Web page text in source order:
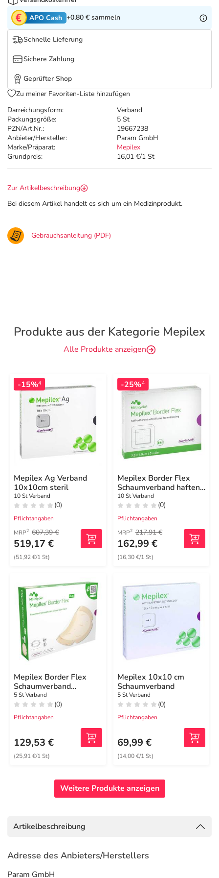
Tierapotheke
Vitamine & Mineralstoffe
Marken
Salus Deals
Darreichungsform:
Verband
Packungsgröße:
5 St
PZN/Art.Nr.:
19667238
Anbieter/Hersteller:
Param GmbH
Marke/Präparat:
Mepilex
Grundpreis:
16,01 €/1 St
APO Cash +0,80 € sammeln
Schnelle Lieferung
Sichere Zahlung
Geprüfter Shop
Zu meiner Favoriten-Liste hinzufügen
Zur Artikelbeschreibung
Bei diesem Artikel handelt es sich um ein Medizinprodukt.
Gebrauchsanleitung (PDF)
Produkte aus der Kategorie Mepilex
Alle Produkte anzeigen
-15%4
Mepilex Ag Verband
10x10cm steril
10 St Verband
(0)
Pflichtangaben
MRP2 607,39 €
519,17 €
(51,92 €/1 St)
-25%4
Mepilex Border Flex
Schaumverband haftend
7,5x7,5 cm
10 St Verband
(0)
Pflichtangaben
MRP2 217,91 €
162,99 €
(16,30 €/1 St)
Mepilex Border Flex
Schaumverband
haft.7,8x10 cm oval
5 St Verband
(0)
Pflichtangaben
129,53 €
(25,91 €/1 St)
Mepilex 10x10 cm
Schaumverband
5 St Verband
(0)
Pflichtangaben
69,99 €
(14,00 €/1 St)
Weitere Produkte anzeigen
Artikelbeschreibung
Adresse des Anbieters/Herstellers
Param GmbH